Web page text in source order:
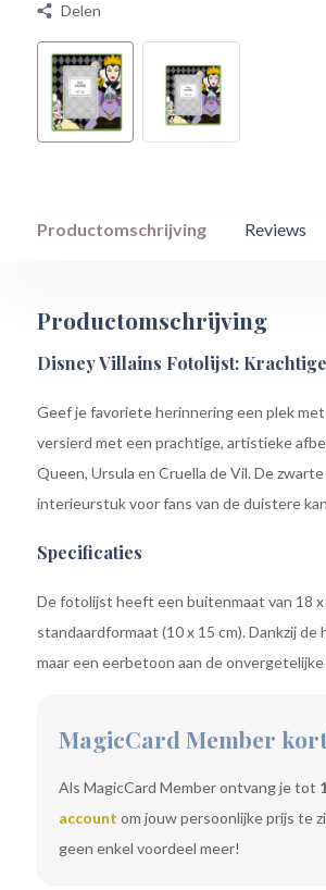
Delen
Productomschrijving Reviews
Productomschrijving
Disney Villains Fotolijst:
Geef je favoriete herinnering een plek
versierd met een prachtige, artistieke
Queen, Ursula en Cruella de Vil. De
interieurstuk voor fans van de duistere
Specificaties
De fotolijst heeft een buitenmaat van 18
standaardformaat (10 x 15 cm). Dankzij
maar een eerbetoon aan de onvergetelijke
MagicCard Member
Als MagicCard Member ontvang je tot
account om jouw persoonlijke prijs te
geen enkel voordeel meer!